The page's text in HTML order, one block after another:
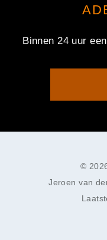
Binnen 24 uur
©
Jeroen van